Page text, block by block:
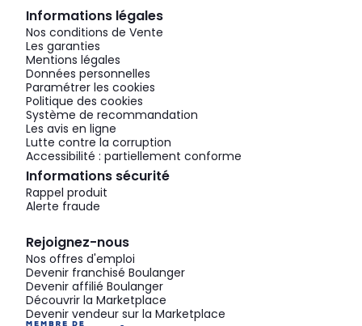
Informations légales
Nos conditions de Vente
Les garanties
Mentions légales
Données personnelles
Paramétrer les cookies
Politique des cookies
Système de recommandation
Les avis en ligne
Lutte contre la corruption
Accessibilité : partiellement conforme
Informations sécurité
Rappel produit
Alerte fraude
Rejoignez-nous
Nos offres d'emploi
Devenir franchisé Boulanger
Devenir affilié Boulanger
Découvrir la Marketplace
Devenir vendeur sur la Marketplace